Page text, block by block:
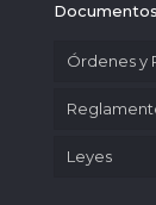
Documentos
Órdenes y
Leyes